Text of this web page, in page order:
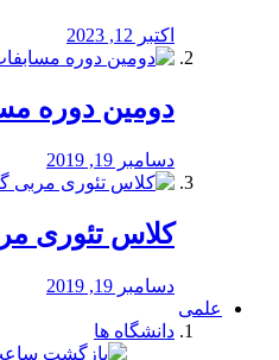
اکتبر 12, 2023
دومین دوره
دسامبر 19, 2019
کلاس تئوری
دسامبر 19, 2019
علمی
دانشگاه ها